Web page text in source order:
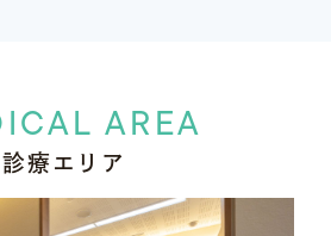
AREA
診療エリア